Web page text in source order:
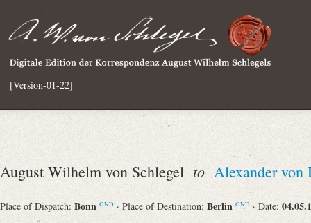
[Version-01-22]
August Wilhelm von Schlegel to Alexander von
Place of Dispatch: Bonn GND · Place of Destination: Berlin GND · Date: